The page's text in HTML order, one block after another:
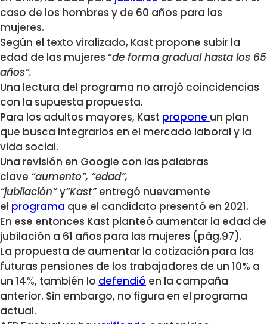
caso de los hombres y de 60 años para las
mujeres.
Según el texto viralizado, Kast propone subir la
edad de las mujeres “de forma gradual hasta los 65
años”.
Una lectura del programa no arrojó coincidencias
con la supuesta propuesta.
Para los adultos mayores, Kast propone un plan
que busca integrarlos en el mercado laboral y la
vida social.
Una revisión en Google con las palabras
clave “aumento”, “edad”,
“jubilación” y“Kast” entregó nuevamente
el programa que el candidato presentó en 2021.
En ese entonces Kast planteó aumentar la edad de
jubilación a 61 años para las mujeres (pág.97).
La propuesta de aumentar la cotización para las
futuras pensiones de los trabajadores de un 10% a
un 14%, también lo defendió en la campaña
anterior. Sin embargo, no figura en el programa
actual.